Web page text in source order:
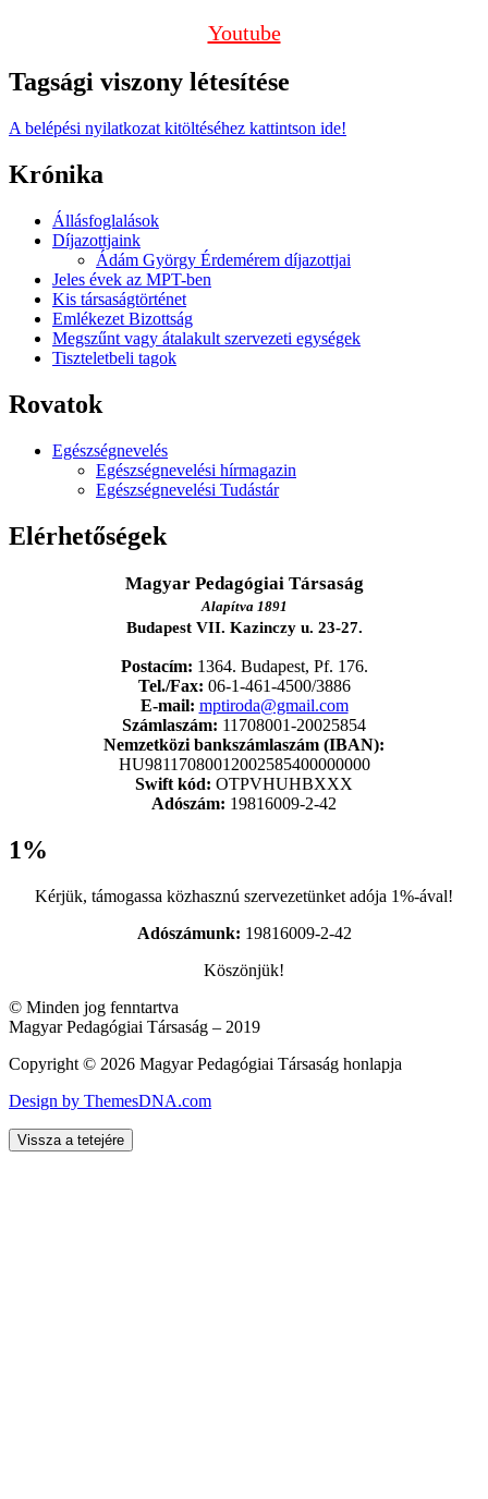
Youtube
Tagsági viszony létesítése
A belépési nyilatkozat kitöltéséhez kattintson ide!
Krónika
Állásfoglalások
Díjazottjaink
Ádám György Érdemérem díjazottjai
Jeles évek az MPT-ben
Kis társaságtörténet
Emlékezet Bizottság
Megszűnt vagy átalakult szervezeti egységek
Tiszteletbeli tagok
Rovatok
Egészségnevelés
Egészségnevelési hírmagazin
Egészségnevelési Tudástár
Elérhetőségek
Magyar Pedagógiai Társaság
Alapítva 1891
Budapest VII. Kazinczy u. 23-27.
Postacím: 1364. Budapest, Pf. 176.
Tel./Fax: 06-1-461-4500/3886
E-mail: mptiroda@gmail.com
Számlaszám: 11708001-20025854
Nemzetközi bankszámlaszám (IBAN):
HU98117080012002585400000000
Swift kód: OTPVHUHBXXX
Adószám: 19816009-2-42
1%
Kérjük, támogassa közhasznú szervezetünket adója 1%-ával!
Adószámunk: 19816009-2-42
Köszönjük!
© Minden jog fenntartva
Magyar Pedagógiai Társaság – 2019
Copyright © 2026 Magyar Pedagógiai Társaság honlapja
Design by ThemesDNA.com
Vissza a tetejére